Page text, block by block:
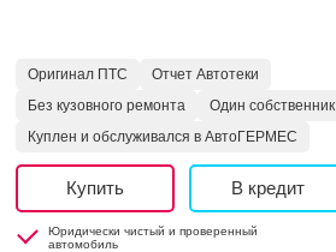
Оригинал ПТС
Отчет Автотеки
Без кузовного ремонта
Один собственник
Куплен и обслуживался в АвтоГЕРМЕС
Купить В кредит
Юридически чистый и проверенный
автомобиль